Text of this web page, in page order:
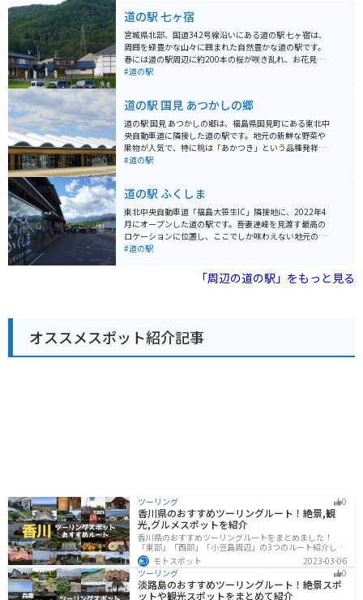
道の駅 七ヶ宿
宮城県北部、国道342号線沿いにある道の駅 七ヶ宿は、
周囲を緑豊かな山々に囲まれた自然豊かな道の駅です。
春には道の駅周辺に約200本の桜が咲き乱れ、お花見を
楽しむことができます。 夏にはひまわり、秋には紅葉
直売所、地元産の食材を使ったレストラン、七ヶ宿町の
特産品を販売する売店などがあります。 レストランで
は、地元産の蕎麦を使った「けんちんそば」や、きのこ
がたっぷり入った「きのこそば」などが人気です。 売店
では、七ヶ宿町の特産品である「ゆべし」や「凍豆腐」
や七ヶ宿湖など、自然豊かな観光スポットもたくさんあ
ります。 七ヶ宿ダムは、1979年に完成した高さ123mの
重力式コンクリートダムで、ダム湖周辺には遊歩道や展
望台が整備されており、自然散策を楽しむことができま
す。 七ヶ宿湖では、カヌーやボートなどのアクティビテ
ィを楽しむこともできます。
#道の駅
道の駅 国見 あつかしの郷
道の駅 国見 あつかしの郷は、福島県国見町にある東北中
央自動車道に隣接した道の駅です。地元の新鮮な野菜や
果物が人気で、特に桃は「あかつき」という品種発祥の
地としても知られています。 バイクで訪れる際は、広々
く、梨やぶどうなどの果樹栽培も盛んです。道の駅では
季節のフルーツを使ったソフトクリームやジェラートも
販売しているので、ぜひ味わってみてください。また、
地元産の食材を使ったレストランもあり、郷土料理も楽
しめます。
#道の駅
道の駅 ふくしま
東北中央自動車道「福島大笹生IC」隣接地に、2022年4
月にオープンした道の駅です。吾妻連峰を見渡す最高の
ロケーションに位置し、ここでしか味わえない地元のグ
ルメや産品が豊富にそろい、「屋内子ども遊び場」や、
る道の駅です。防災倉庫や耐震性貯水槽、太陽光発電を
完備しおり、バイオマス発電による電力を使用するな
#道の駅
「周辺の道の駅」をもっと見る
オススメスポット紹介記事
ツーリング 0
香川県のおすすめツーリングルート！絶景,観
光,グルメスポットを紹介
香川県のおすすめツーリングルートをまとめました！
「東部」「西部」「小豆島周辺」の3つのルート紹介しま
す。自然豊かな山から海、絶品グルメを満喫するツーリ
ングができます。バイクで香川県にツーリングに行く際
は参考にしてください。
モトスポット
2023-03-06
ツーリング
0
淡路島のおすすめツーリングルート！絶景スポ
ットや観光スポットをまとめて紹介